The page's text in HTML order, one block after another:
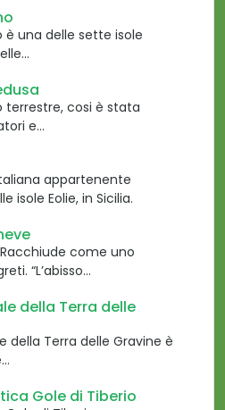
è una delle sette isole
terrestre, cosi è stata
e…
appartenente
isole Eolie, in Sicilia.
come uno
“L’abisso…
della Terra delle
della Terra delle Gravine è
Gole di Tiberio